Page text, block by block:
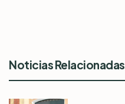
Noticias Relacionadas